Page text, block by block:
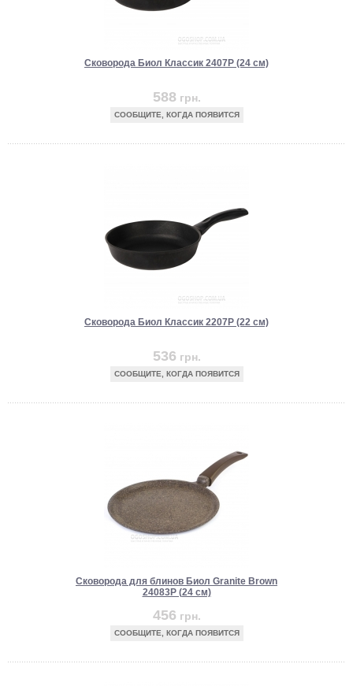
Сковорода Биол Классик 2407P (24 см)
588 грн.
СООБЩИТЕ, КОГДА ПОЯВИТСЯ
Сковорода Биол Классик 2207P (22 см)
536 грн.
СООБЩИТЕ, КОГДА ПОЯВИТСЯ
Сковорода для блинов Биол Granite Brown
24083P (24 см)
456 грн.
СООБЩИТЕ, КОГДА ПОЯВИТСЯ